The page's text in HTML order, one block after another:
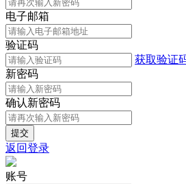
电子邮箱
验证码
获取验证
新密码
确认新密码
返回登录
账号